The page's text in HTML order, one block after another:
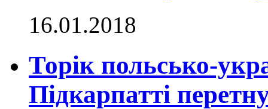
16.01.2018
Торік польсько-
Підкарпатті